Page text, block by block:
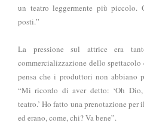
un teatro leggermente più piccolo.
posti.”
La pressione sul attrice era
commercializzazione dello spettacolo
pensa che i produttori non abbiano
“Mi ricordo di aver detto: ‘Oh
teatro.’ Ho fatto una prenotazione
ed erano, come, chi? Va bene”.